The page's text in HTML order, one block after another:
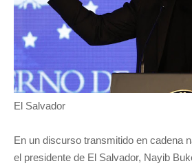
El Salvador
En un discurso transmitido en cadena
el presidente de El Salvador, Nayib